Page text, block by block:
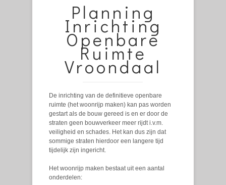
Planning
Inrichting
Openbare
Ruimte
Vroondaal
De inrichting van de definitieve openbare
ruimte (het woonrijp maken) kan pas worden
gestart als de bouw gereed is en er door de
straten geen bouwverkeer meer rijdt i.v.m.
veiligheid en schades. Het kan dus zijn dat
sommige straten hierdoor een langere tijd
tijdelijk zijn ingericht.
Het woonrijp maken bestaat uit een aantal
onderdelen: